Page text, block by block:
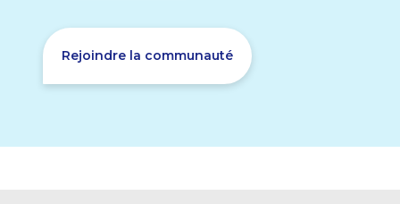
Rejoindre la communauté